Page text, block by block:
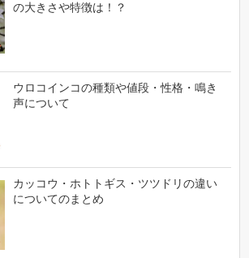
の大きさや特徴は！？
ウロコインコの種類や値段・性格・鳴き
声について
カッコウ・ホトトギス・ツツドリの違い
についてのまとめ